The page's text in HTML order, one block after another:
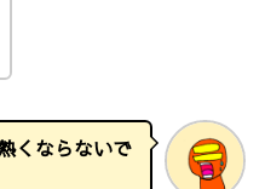
くならないで